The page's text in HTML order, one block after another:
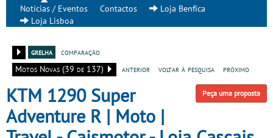
Notícias / Eventos
Contactos
Loja Benfica
Loja Lisboa
grelha
comparação
Motos Novas (39 de 137)
anterior voltar à pesquisa próximo
Peça uma proposta
KTM 1290 Super
Adventure R | Moto |